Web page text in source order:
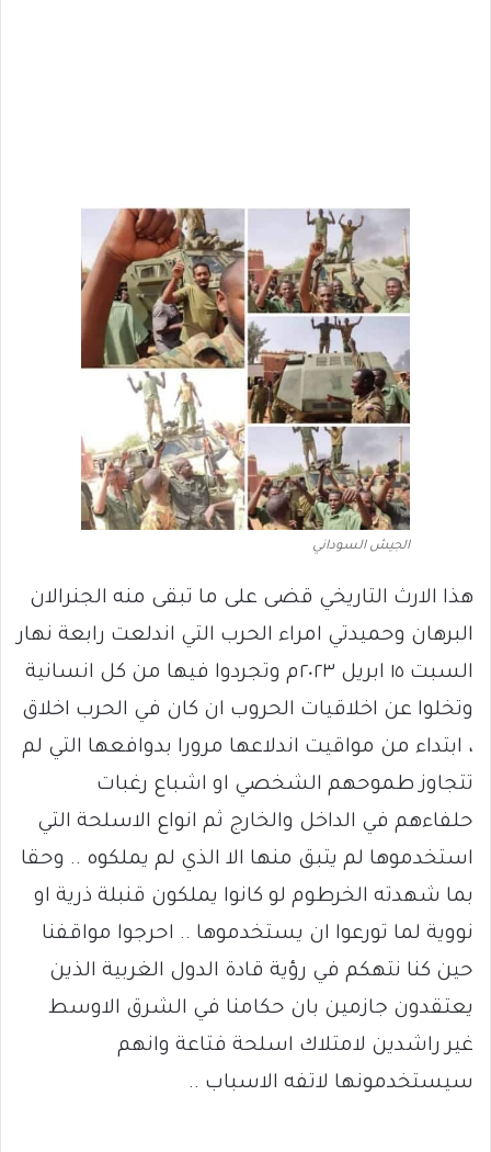
الجيش السوداني
هذا الارث التاريخي قضى على ما تبقى منه الجنرالان
البرهان وحميدتي امراء الحرب التي اندلعت رابعة نهار
السبت ١٥ ابريل ٢٠٢٣م وتجردوا فيها من كل انسانية
وتخلوا عن اخلاقيات الحروب ان كان في الحرب اخلاق
، ابتداء من مواقيت اندلاعها مرورا بدوافعها التي لم
تتجاوز طموحهم الشخصي او اشباع رغبات
حلفاءهم في الداخل والخارج ثم انواع الاسلحة التي
استخدموها لم يتبق منها الا الذي لم يملكوه .. وحقا
بما شهدته الخرطوم لو كانوا يملكون قنبلة ذرية او
نووية لما تورعوا ان يستخدموها .. احرجوا مواقفنا
حين كنا نتهكم في رؤية قادة الدول الغربية الذين
يعتقدون جازمين بان حكامنا في الشرق الاوسط
غير راشدين لامتلاك اسلحة فتاعة وانهم
سيستخدمونها لاتفه الاسباب ..